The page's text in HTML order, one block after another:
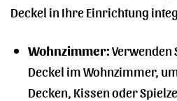
Deckel in Ihre Einrichtung
Wohnzimmer:Verwenden
Deckel im Wohnzimmer,
Decken, Kissen oder